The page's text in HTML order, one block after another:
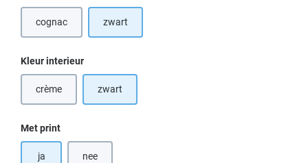
cognac(Deze optie is momenteel niet beschikbaar.)
zwart
Selecteer
Kleur interieur
crème(Deze optie is momenteel niet beschikbaar.)
zwart
Selecteer
Met print
ja nee